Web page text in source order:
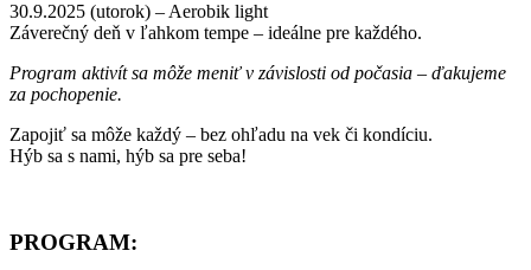
30.9.2025 (utorok) – Aerobik light
Záverečný deň v ľahkom tempe – ideálne pre každého.
Program aktivít sa môže meniť v závislosti od počasia – ďakujeme
za pochopenie.
Zapojiť sa môže každý – bez ohľadu na vek či kondíciu.
Hýb sa s nami, hýb sa pre seba!
PROGRAM: